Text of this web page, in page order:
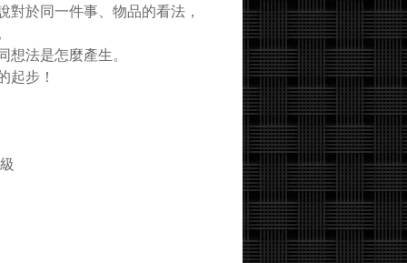
於同一件事、物品的看法，
法是怎麼產生。
步！